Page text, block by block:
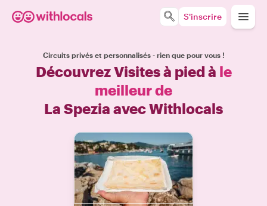
S'inscrire
Circuits privés et personnalisés - rien que pour vous !
Découvrez Visites à pied à le
meilleur de
La Spezia avec Withlocals